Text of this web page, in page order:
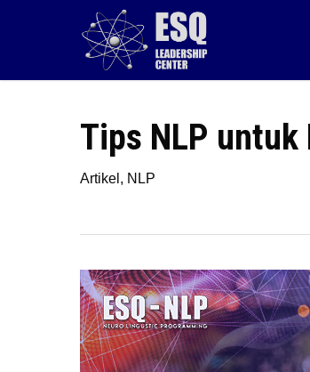
content
Tips NLP
Artikel , NLP